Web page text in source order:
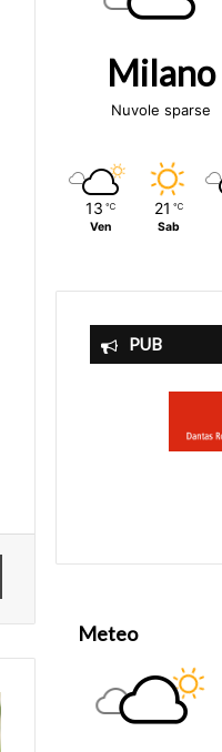
Imprimir
Milano
Nuvole sparse
13 ℃
Ven
21 ℃
Sab
PUB
Meteo